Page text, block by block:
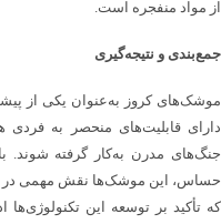
از مواد منفجره است.
جمع‌بندی و نتیجه‌گیری
موشک‌های کروز به‌عنوان یکی از
دارای قابلیت‌های منحصر به فردی
جنگ‌های مدرن به‌کار گرفته شوند.
حساس، این موشک‌ها نقش مهمی در
که تأکید بر توسعه این تکنولوژی‌ها